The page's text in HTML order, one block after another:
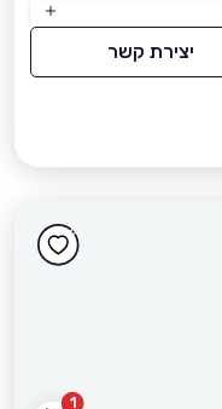
יצירת קשר
1